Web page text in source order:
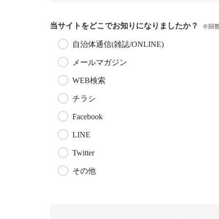
当サイトをどこでお知りになりましたか？ ※回
自治体通信(雑誌/ONLINE)
メールマガジン
WEB検索
チラシ
Facebook
LINE
Twitter
その他